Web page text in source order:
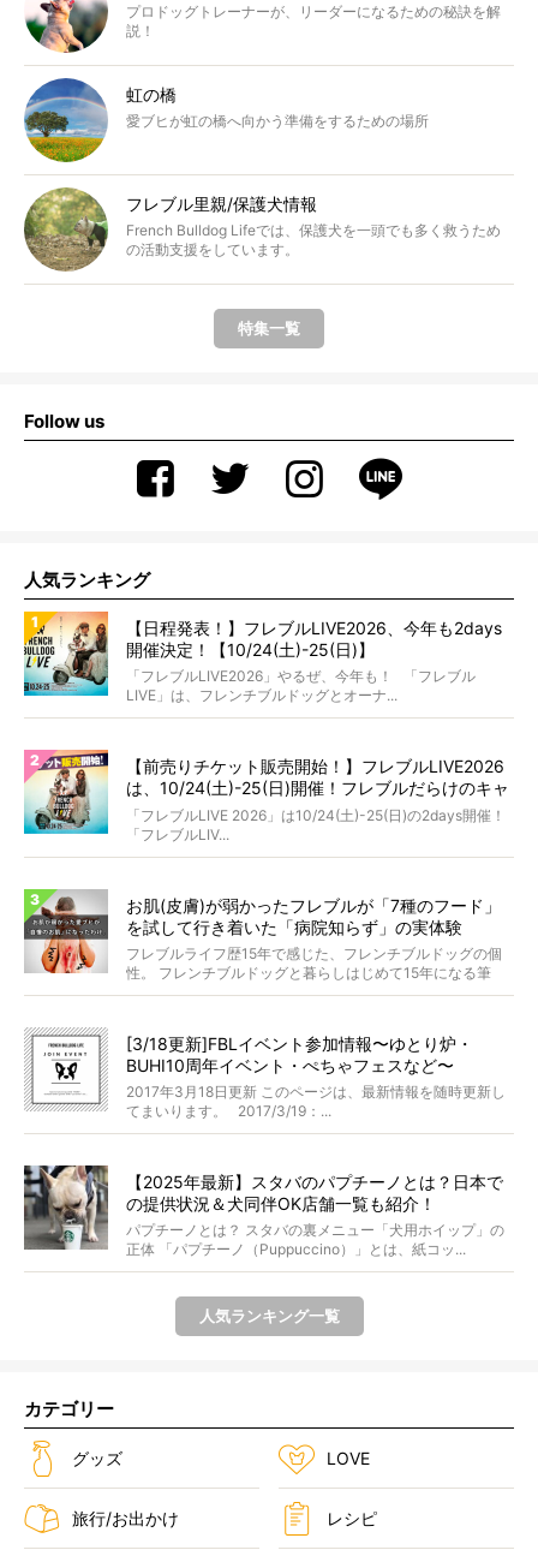
プロドッグトレーナーが、リーダーになるための秘訣を解
説！
虹の橋
愛ブヒが虹の橋へ向かう準備をするための場所
フレブル里親/保護犬情報
French Bulldog Lifeでは、保護犬を一頭でも多く救うため
の活動支援をしています。
特集一覧
Follow us
人気ランキング
【日程発表！】フレブルLIVE2026、今年も2days
開催決定！【10/24(土)-25(日)】
「フレブルLIVE2026」やるぜ、今年も！ 「フレブル
LIVE」は、フレンチブルドッグとオーナ...
【前売りチケット販売開始！】フレブルLIVE2026
は、10/24(土)-25(日)開催！フレブルだらけのキャ
ンプ・前夜祭・バスプランも新登場!?
「フレブルLIVE 2026」は10/24(土)-25(日)の2days開催！
「フレブルLIV...
お肌(皮膚)が弱かったフレブルが「7種のフード」
を試して行き着いた「病院知らず」の実体験
フレブルライフ歴15年で感じた、フレンチブルドッグの個
性。 フレンチブルドッグと暮らしはじめて15年になる筆
者...
[3/18更新]FBLイベント参加情報〜ゆとり炉・
BUHI10周年イベント・ぺちゃフェスなど〜
2017年3月18日更新 このページは、最新情報を随時更新し
てまいります。 2017/3/19：...
【2025年最新】スタバのパプチーノとは？日本で
の提供状況＆犬同伴OK店舗一覧も紹介！
パプチーノとは？ スタバの裏メニュー「犬用ホイップ」の
正体 「パプチーノ（Puppuccino）」とは、紙コッ...
人気ランキング一覧
カテゴリー
グッズ LOVE
旅行/お出かけ レシピ